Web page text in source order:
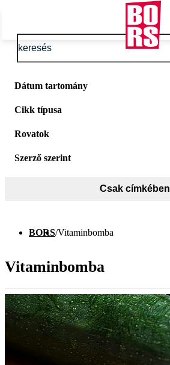
Dátum tartomány
Cikk típusa
Rovatok
Szerző szerint
Csak címkében
BORS/Vitaminbomba
Vitaminbomba